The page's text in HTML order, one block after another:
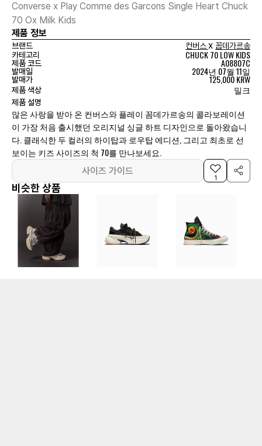
Converse x Play Comme des Garcons Single Heart Chuck
70 Ox Milk Kids
제품 정보
브랜드 컨버스x 꼼데가르송
카테고리
CHUCK 70 LOW KIDS
제품 코드 A08807C
발매일 2024년 07월 11일
발매가 125,000 KRW
제품 색상 밀크
제품 설명
많은 사랑을 받아 온 컨버스와 플레이 꼼데가르송의 콜라보레이션
이 가장 처음 출시했던 오리지널 싱글 하트 디자인으로 돌아왔습니
다. 클래식한 두 컬러의 하이탑과 로우탑 에디션, 그리고 최초로 선
보이는 키즈 사이즈의 척 70를 만나보세요.
사이즈 가이드
1
비슷한 상품